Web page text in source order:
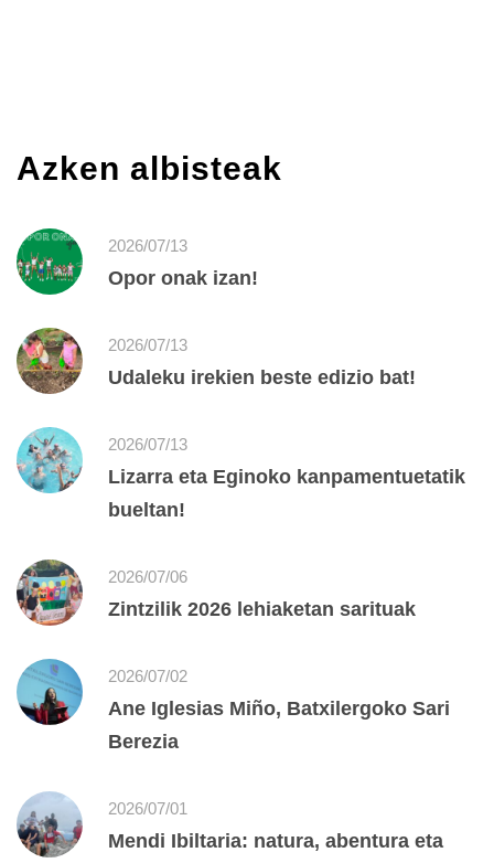
Azken albisteak
2026/07/13
Opor onak izan!
2026/07/13
Udaleku irekien beste edizio bat!
2026/07/13
Lizarra eta Eginoko kanpamentuetatik
bueltan!
2026/07/06
Zintzilik 2026 lehiaketan sarituak
2026/07/02
Ane Iglesias Miño, Batxilergoko Sari
Berezia
2026/07/01
Mendi Ibiltaria: natura, abentura eta